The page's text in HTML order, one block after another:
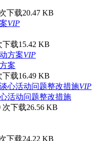
下载20.47 KB
VIP
下载15.42 KB
VIP
案
下载16.49 KB
VIP
活动问题整改措施
次下载26.56 KB
下载24.22 KB